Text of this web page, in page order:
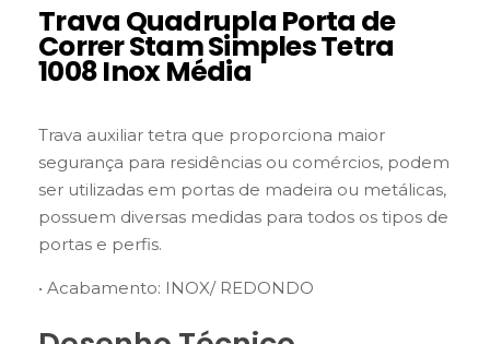
Trava Quadrupla Porta de
Correr Stam Simples Tetra
1008 Inox Média
Trava auxiliar tetra que proporciona maior
segurança para residências ou comércios, podem
ser utilizadas em portas de madeira ou metálicas,
possuem diversas medidas para todos os tipos de
portas e perfis.
• Acabamento: INOX/ REDONDO